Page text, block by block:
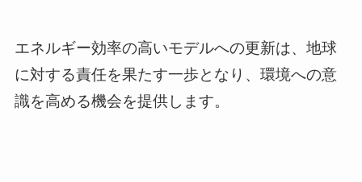
エネルギー効率の高いモデルへの更新は、地球
に対する責任を果たす一歩となり、環境への意
識を高める機会を提供します。